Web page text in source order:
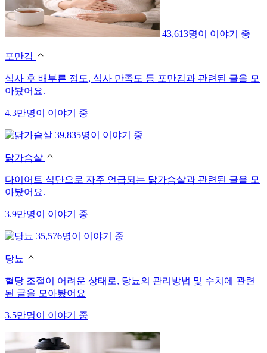
43,613명이 이야기 중
포만감
식사 후 배부른 정도, 식사 만족도 등 포만감과 관련된 글을 모
아봤어요.
4.3만명이 이야기 중
39,835명이 이야기 중
닭가슴살
다이어트 식단으로 자주 언급되는 닭가슴살과 관련된 글을 모
아봤어요.
3.9만명이 이야기 중
35,576명이 이야기 중
당뇨
혈당 조절이 어려운 상태로, 당뇨의 관리방법 및 수치에 관련
된 글을 모아봤어요
3.5만명이 이야기 중